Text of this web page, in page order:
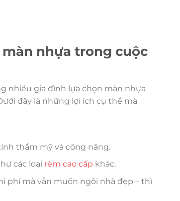
nhựa trong cuộc
nhiều gia đình lựa chọn màn nhựa
đây là những lợi ích cụ thể mà
thẩm mỹ và công năng.
các loại rèm cao cấp khác.
phí mà vẫn muốn ngôi nhà đẹp – thì